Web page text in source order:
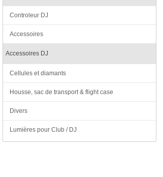
Controleur DJ
Accessoires
Accessoires DJ
Cellules et diamants
Housse, sac de transport & flight case
Divers
Lumières pour Club / DJ